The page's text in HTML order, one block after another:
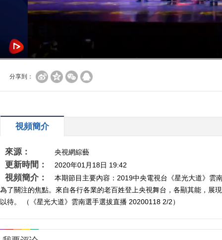
分享到：
視頻簡介
來源： 央視網綜藝
更新時間： 2020年01月18日 19:42
視頻簡介：
本期節目主要內容：2019中央電視台《星光大道》雲
為了關注的焦點。來自各行各業的老百姓登上央視舞台，各顯其能，展
以待。 （《星光大道》雲南選手選拔直播 20200118 2/2）